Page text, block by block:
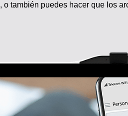
también puedes hacer que los